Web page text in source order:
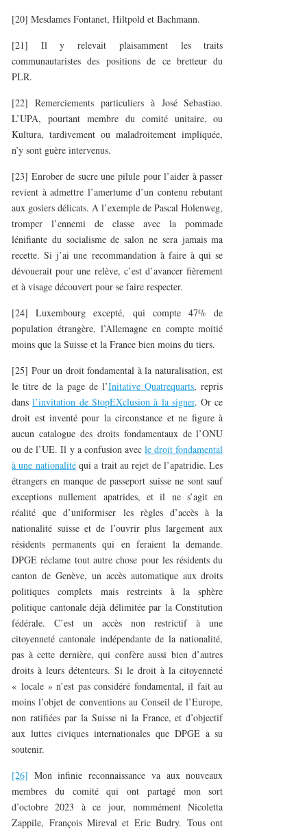
[20] Mesdames Fontanet, Hiltpold et Bachmann.
[21] Il y relevait plaisamment les traits
communautaristes des positions de ce bretteur du
PLR.
[22] Remerciements particuliers à José Sebastiao.
L’UPA, pourtant membre du comité unitaire, ou
Kultura, tardivement ou maladroitement impliquée,
n’y sont guère intervenus.
[23] Enrober de sucre une pilule pour l’aider à passer
revient à admettre l’amertume d’un contenu rebutant
aux gosiers délicats. A l’exemple de Pascal Holenweg,
tromper l’ennemi de classe avec la pommade
lénifiante du socialisme de salon ne sera jamais ma
recette. Si j’ai une recommandation à faire à qui se
dévouerait pour une relève, c’est d’avancer fièrement
et à visage découvert pour se faire respecter.
[24] Luxembourg excepté, qui compte 47% de
population étrangère, l’Allemagne en compte moitié
moins que la Suisse et la France bien moins du tiers.
[25] Pour un droit fondamental à la naturalisation, est
le titre de la page de l’Initative Quatrequarts, repris
dansl’invitation de StopEXclusion à la signer. Or ce
droit est inventé pour la circonstance et ne figure à
aucun catalogue des droits fondamentaux de l’ONU
ou de l’UE. Il y a confusion avecle droit fondamental
à une nationalitéqui a trait au rejet de l’apatridie. Les
étrangers en manque de passeport suisse ne sont sauf
exceptions nullement apatrides, et il ne s’agit en
réalité que d’uniformiser les règles d’accès à la
nationalité suisse et de l’ouvrir plus largement aux
résidents permanents qui en feraient la demande.
DPGE réclame tout autre chose pour les résidents du
canton de Genève, un accès automatique aux droits
politiques complets mais restreints à la sphère
politique cantonale déjà délimitée par la Constitution
fédérale. C’est un accès non restrictif à une
citoyenneté cantonale indépendante de la nationalité,
pas à cette dernière, qui confère aussi bien d’autres
droits à leurs détenteurs. Si le droit à la citoyenneté
« locale » n’est pas considéré fondamental, il fait au
moins l’objet de conventions au Conseil de l’Europe,
non ratifiées par la Suisse ni la France, et d’objectif
aux luttes civiques internationales que DPGE a su
soutenir.
[26] Mon infinie reconnaissance va aux nouveaux
membres du comité qui ont partagé mon sort
d’octobre 2023 à ce jour, nommément Nicoletta
Zappile, François Mireval et Eric Budry. Tous ont